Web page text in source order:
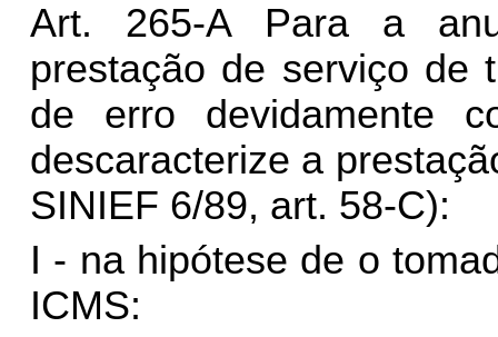
Art. 265-A Para a
prestação de serviço de
de erro devidamente
descaracterize a
SINIEF 6/89, art. 58-C):
I - nahipótese de o
ICMS: